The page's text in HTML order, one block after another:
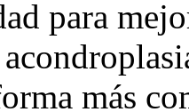
para
más